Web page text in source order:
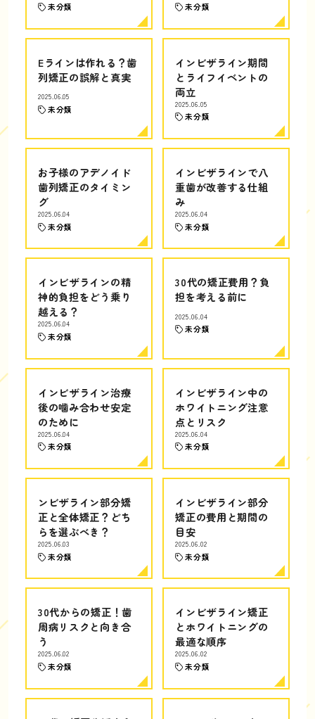
未分類 未分類
Eラインは作れる？歯
列矯正の誤解と真実
2025.06.05
未分類
インビザライン期間
とライフイベントの
両立
2025.06.05
未分類
お子様のアデノイド
歯列矯正のタイミン
グ
2025.06.04
未分類
インビザラインで八
重歯が改善する仕組
み
2025.06.04
未分類
インビザラインの精
神的負担をどう乗り
越える？
2025.06.04
未分類
30代の矯正費用？負
担を考える前に
2025.06.04
未分類
インビザライン治療
後の噛み合わせ安定
のために
2025.06.04
未分類
インビザライン中の
ホワイトニング注意
点とリスク
2025.06.04
未分類
ンビザライン部分矯
正と全体矯正？どち
らを選ぶべき？
2025.06.03
未分類
インビザライン部分
矯正の費用と期間の
目安
2025.06.02
未分類
30代からの矯正！歯
周病リスクと向き合
う
2025.06.02
未分類
インビザライン矯正
とホワイトニングの
最適な順序
2025.06.02
未分類